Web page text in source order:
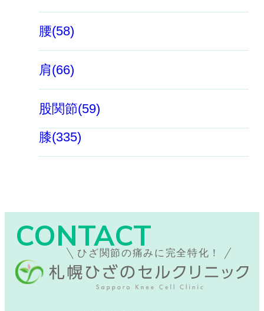
腰(58)
肩(66)
股関節(59)
膝(335)
CONTACT
ひざ関節の痛みに完全特化！